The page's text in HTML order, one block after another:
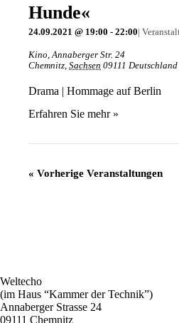
Hunde«
24.09.2021 @ 19:00 - 22:00|
Kino,Annaberger Str. 24
Chemnitz, Sachsen 09111 Deutschland
Drama | Hommage auf Berlin
Erfahren Sie mehr »
« Vorherige Veranstaltungen
Weltecho
(im Haus “Kammer der Technik”)
Annaberger Strasse 24
09111 Chemnitz